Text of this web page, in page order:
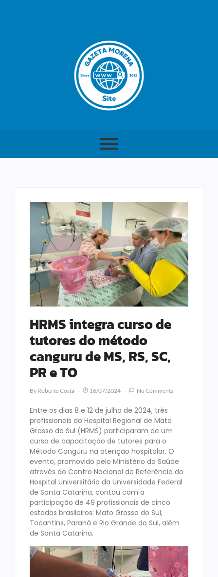
HRMS integra curso de
tutores do método
canguru de MS, RS, SC,
PR e TO
By Roberto Costa 16/07/2024 No Comments
Entre os dias 8 e 12 de julho de 2024, três
profissionais do Hospital Regional de Mato
Grosso do Sul (HRMS) participaram de um
curso de capacitação de tutores para o
Método Canguru na atenção hospitalar. O
evento, promovido pelo Ministério da Saúde
através do Centro Nacional de Referência do
Hospital Universitário da Universidade Federal
de Santa Catarina, contou com a
participação de 49 profissionais de cinco
estados brasileiros: Mato Grosso do Sul,
Tocantins, Paraná e Rio Grande do Sul, além
de Santa Catarina.